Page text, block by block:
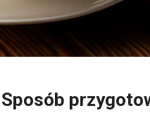
Sposób